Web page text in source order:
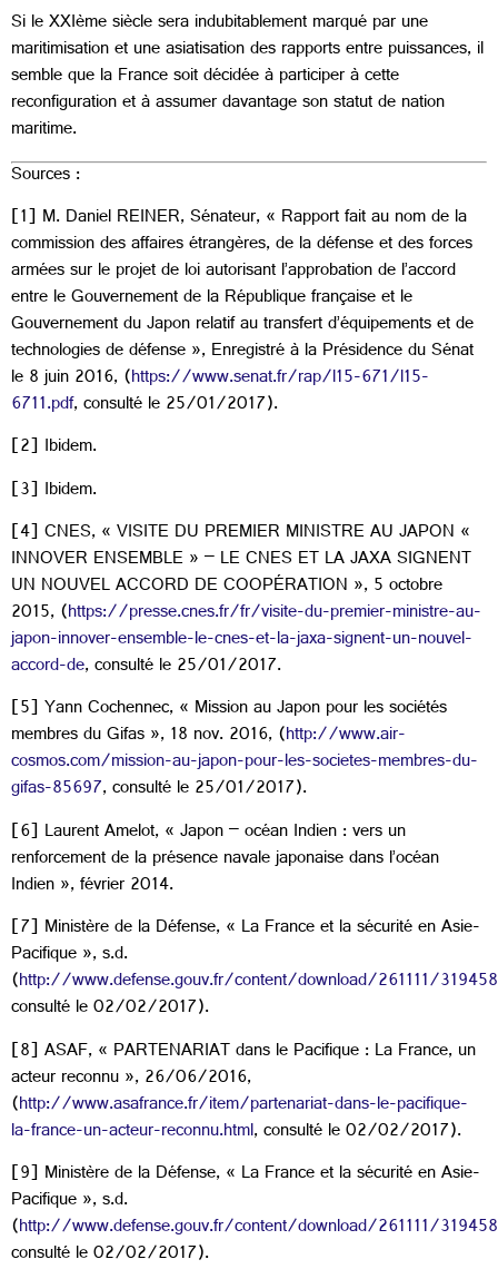
Si le XXIème siècle sera indubitablement marqué par une
maritimisation et une asiatisation des rapports entre puissances, il
semble que la France soit décidée à participer à cette
reconfiguration et à assumer davantage son statut de nation
maritime.
Sources :
[1] M. Daniel REINER, Sénateur, « Rapport fait au nom de la
commission des affaires étrangères, de la défense et des forces
armées sur le projet de loi autorisant l’approbation de l’accord
entre le Gouvernement de la République française et le
Gouvernement du Japon relatif au transfert d’équipements et de
technologies de défense », Enregistré à la Présidence du Sénat
le 8 juin 2016, (https://www.senat.fr/rap/l15-671/l15-
6711.pdf, consulté le 25/01/2017).
[2] Ibidem.
[3] Ibidem.
[4] CNES, « VISITE DU PREMIER MINISTRE AU JAPON «
INNOVER ENSEMBLE » – LE CNES ET LA JAXA SIGNENT
UN NOUVEL ACCORD DE COOPÉRATION », 5 octobre
2015, (https://presse.cnes.fr/fr/visite-du-premier-ministre-au-
japon-innover-ensemble-le-cnes-et-la-jaxa-signent-un-nouvel-
accord-de, consulté le 25/01/2017.
[5] Yann Cochennec, « Mission au Japon pour les sociétés
membres du Gifas », 18 nov. 2016, (http://www.air-
cosmos.com/mission-au-japon-pour-les-societes-membres-du-
gifas-85697, consulté le 25/01/2017).
[6] Laurent Amelot, « Japon – océan Indien : vers un
renforcement de la présence navale japonaise dans l’océan
Indien », février 2014.
[7] Ministère de la Défense, « La France et la sécurité en Asie-
Pacifique », s.d.
(http://www.defense.gouv.fr/content/download/261111/
consulté le 02/02/2017).
[8] ASAF, « PARTENARIAT dans le Pacifique : La France, un
acteur reconnu », 26/06/2016,
(http://www.asafrance.fr/item/partenariat-dans-le-pacifique-
la-france-un-acteur-reconnu.html, consulté le 02/02/2017).
[9] Ministère de la Défense, « La France et la sécurité en Asie-
Pacifique », s.d.
(http://www.defense.gouv.fr/content/download/261111/
consulté le 02/02/2017).